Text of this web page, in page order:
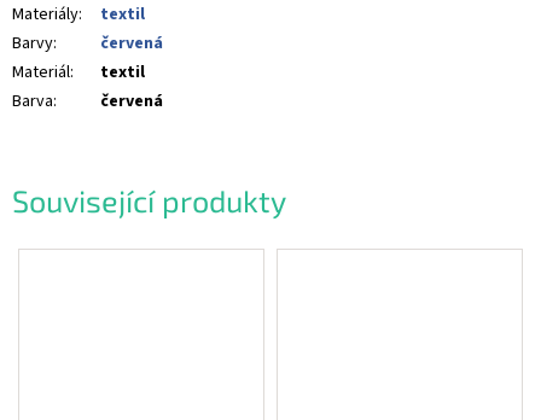
Související produkty
Materiály:
textil
Barvy:
červená
Materiál:
textil
Barva: červená